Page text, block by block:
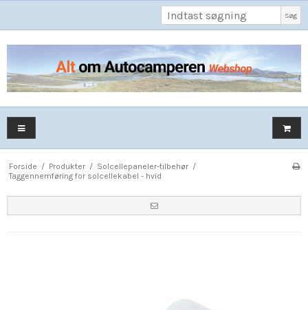
Søg
Forside / Produkter / Solcellepaneler-tilbehør /
Taggennemføring for solcellekabel - hvid